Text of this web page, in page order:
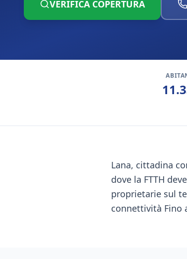
VERIFICA COPERTURA
Lana, cittadina
dove la FTTH
proprietarie sul
connettività Fino